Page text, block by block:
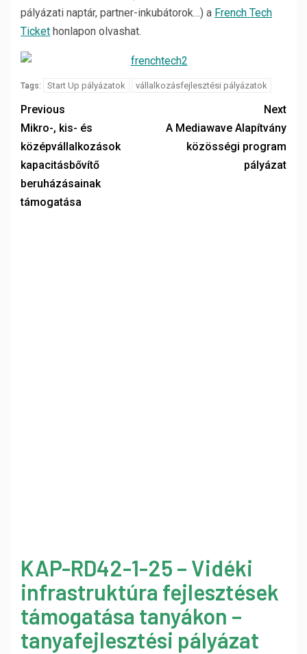
pályázati naptár, partner-inkubátorok…) a French Tech
Ticket honlapon olvashat.
Tags: Start Up pályázatok vállalkozásfejlesztési pályázatok
Previous
Mikro-, kis- és
középvállalkozások
kapacitásbővítő
beruházásainak
támogatása
Next
A Mediawave Alapítvány
közösségi program
pályázat
KAP-RD42-1-25 – Vidéki
infrastruktúra fejlesztések
támogatása tanyákon –
tanyafejlesztési pályázat